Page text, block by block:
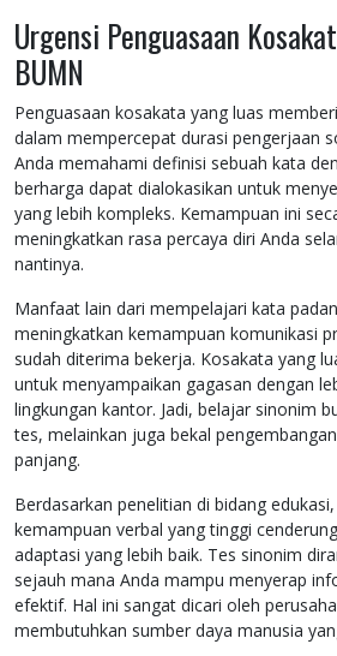
Urgensi Penguasaan
BUMN
Penguasaan kosakata yang luas
dalam mempercepat durasi pengerjaan
Anda memahami definisi sebuah kata
berharga dapat dialokasikan untuk
yang lebih kompleks. Kemampuan ini
meningkatkan rasa percaya diri Anda
nantinya.
Manfaat lain dari mempelajari kata
meningkatkan kemampuan komunikasi
sudah diterima bekerja. Kosakata yang
untuk menyampaikan gagasan dengan
lingkungan kantor. Jadi, belajar sinonim
tes, melainkan juga bekal
panjang.
Berdasarkan penelitian di bidang
kemampuan verbal yang tinggi
adaptasi yang lebih baik. Tes sinonim
sejauh mana Anda mampu menyerap
efektif. Hal ini sangat dicari oleh
membutuhkan sumber daya manusia